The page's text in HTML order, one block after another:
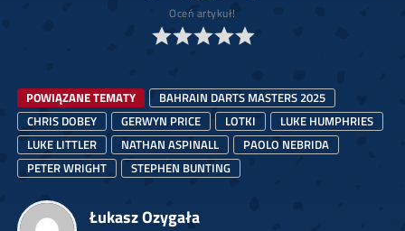
Oceń artykuł!
POWIĄZANE TEMATY
BAHRAIN DARTS MASTERS 2025
CHRIS DOBEY
GERWYN PRICE LOTKI
LUKE HUMPHRIES
LUKE LITTLER
NATHAN ASPINALL
PAOLO NEBRIDA
PETER WRIGHT
STEPHEN BUNTING
Łukasz Ozygała